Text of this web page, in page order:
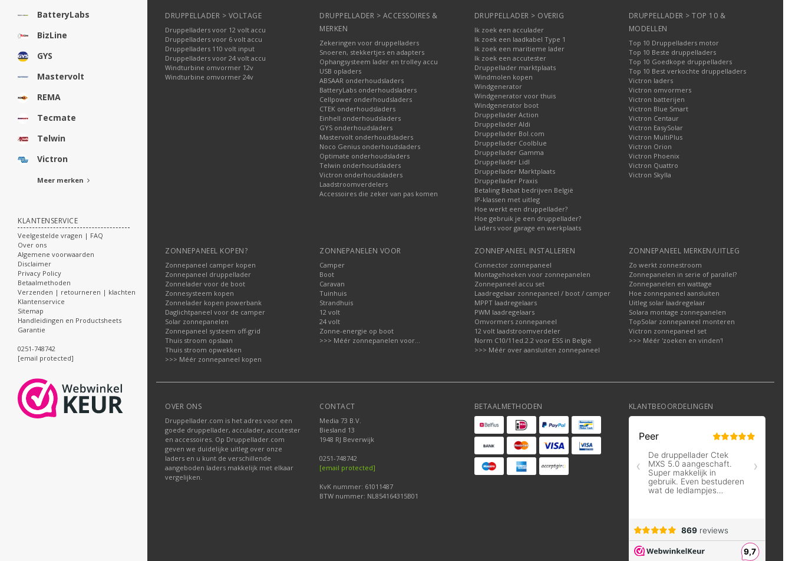
BatteryLabs
BizLine
GYS
Mastervolt
REMA
Tecmate
Telwin
Victron
Meer merken
KLANTENSERVICE
Veelgestelde vragen | FAQ
Over ons
Algemene voorwaarden
Disclaimer
Privacy Policy
Betaalmethoden
Verzenden | retourneren | klachten
Klantenservice
Sitemap
Handleidingen en Productsheets
Garantie
0251-748742
[email protected]
DRUPPELLADER > VOLTAGE
Druppelladers voor 12 volt accu
Druppelladers voor 6 volt accu
Druppelladers 110 volt input
Druppelladers voor 24 volt accu
Windturbine omvormer 12v
Windturbine omvormer 24v
DRUPPELLADER > ACCESSOIRES &
MERKEN
Zekeringen voor druppelladers
Snoeren, stekkertjes en adapters
Ophangsysteem lader en trolley accu
USB opladers
ABSAAR onderhoudsladers
BatteryLabs onderhoudsladers
Cellpower onderhoudsladers
CTEK onderhoudsladers
Einhell onderhoudsladers
GYS onderhoudsladers
Mastervolt onderhoudsladers
Noco Genius onderhoudsladers
Optimate onderhoudsladers
Telwin onderhoudsladers
Victron onderhoudsladers
Laadstroomverdelers
Accessoires die zeker van pas komen
DRUPPELLADER > OVERIG
Ik zoek een acculader
Ik zoek een laadkabel Type 1
Ik zoek een maritieme lader
Ik zoek een accutester
Druppellader marktplaats
Windmolen kopen
Windgenerator
Windgenerator voor thuis
Windgenerator boot
Druppellader Action
Druppellader Aldi
Druppellader Bol.com
Druppellader Coolblue
Druppellader Gamma
Druppellader Lidl
Druppellader Marktplaats
Druppellader Praxis
Betaling Bebat bedrijven België
IP-klassen met uitleg
Hoe werkt een druppellader?
Hoe gebruik je een druppellader?
Laders voor garage en werkplaats
DRUPPELLADER > TOP 10 &
MODELLEN
Top 10 Druppelladers motor
Top 10 Beste druppelladers
Top 10 Goedkope druppelladers
Top 10 Best verkochte druppelladers
Victron laders
Victron omvormers
Victron batterijen
Victron Blue Smart
Victron Centaur
Victron EasySolar
Victron MultiPlus
Victron Orion
Victron Phoenix
Victron Quattro
Victron Skylla
ZONNEPANEEL KOPEN?
Zonnepaneel camper kopen
Zonnepaneel druppellader
Zonnelader voor de boot
Zonnesysteem kopen
Zonnelader kopen powerbank
Daglichtpaneel voor de camper
Solar zonnepanelen
Zonnepaneel systeem off-grid
Thuis stroom opslaan
Thuis stroom opwekken
>>> Méér zonnepaneel kopen
ZONNEPANELEN VOOR
Camper
Boot
Caravan
Tuinhuis
Strandhuis
12 volt
24 volt
Zonne-energie op boot
>>> Méér zonnepanelen voor...
ZONNEPANEEL INSTALLEREN
Connector zonnepaneel
Montagehoeken voor zonnepanelen
Zonnepaneel accu set
Laadregelaar zonnepaneel / boot / camper
MPPT laadregelaars
PWM laadregelaars
Omvormers zonnepaneel
12 volt laadstroomverdeler
Norm C10/11ed.2.2 voor ESS in België
>>> Méér over aansluiten zonnepaneel
ZONNEPANEEL MERKEN/UITLEG
Zo werkt zonnestroom
Zonnepanelen in serie of parallel?
Zonnepanelen en wattage
Hoe zonnepaneel aansluiten
Uitleg solar laadregelaar
Solara montage zonnepanelen
TopSolar zonnepaneel monteren
Victron zonnepaneel set
>>> Méér 'zoeken en vinden'!
OVER ONS
Druppellader.com is het adres voor een
goede druppellader, acculader, accutester
en accessoires. Op Druppellader.com
geven we duidelijke uitleg over onze
laders en u kunt de verschillende
aangeboden laders makkelijk met elkaar
vergelijken.
CONTACT
Media 73 B.V.
Biesland 13
1948 RJ Beverwijk
0251-748742
[email protected]
KvK nummer: 61011487
BTW nummer: NL854164315B01
BETAALMETHODEN KLANTBEOORDELINGEN